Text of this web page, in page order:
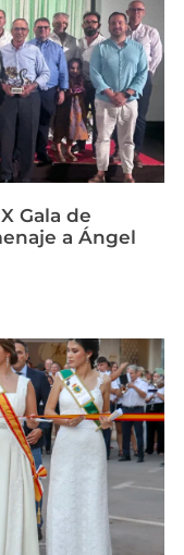
Gala de
a Ángel